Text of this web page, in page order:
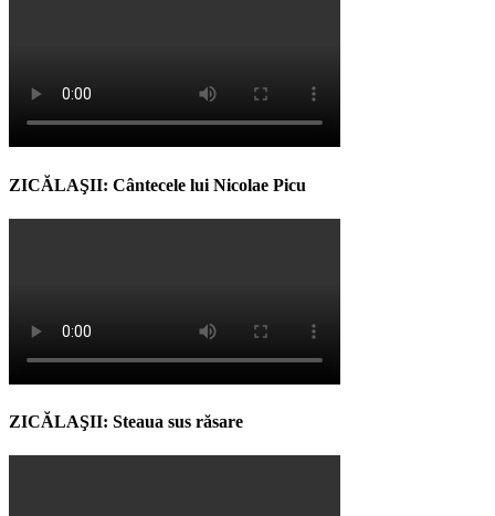
ZICĂLAŞII: Cântecele lui Nicolae Picu
ZICĂLAŞII: Steaua sus răsare